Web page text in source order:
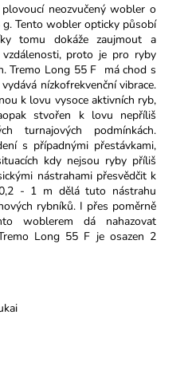
neozvučený wobler o
Tento wobler opticky působí
tomu dokáže zaujmout a
proto je pro ryby
Tremo Long 55 F má chod s
nízkofrekvenční vibrace.
k lovu vysoce aktivních ryb,
stvořen k lovu nepříliš
turnajových podmínkách.
s případnými přestávkami,
kdy nejsou ryby příliš
nástrahami přesvědčit k
- 1 m dělá tuto nástrahu
rybníků. I přes poměrně
woblerem dá nahazovat
Long 55 F je osazen 2